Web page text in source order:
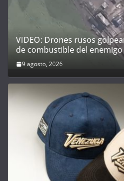
VIDEO: Drones rusos
de combustible del enemigo
9 agosto, 2026